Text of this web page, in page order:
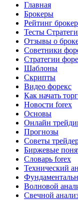
Главная
Брокеры
Рейтинг
Тесты
Отзывы о
Советники
Стратегии
Шаблоны
Скрипты
Видео форекс
Как начать
Новости forex
Основы
Онлайн
Прогнозы
Советы
Биржевые
Словарь forex
Технический
Волновой
Свечной